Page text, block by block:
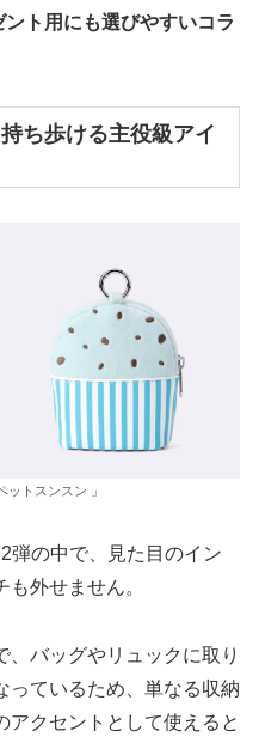
ト用にも選びやすいコラ
ち歩ける主役級アイ
ットスンスン 」
弾の中で、見た目のイン
外せません。
バッグやリュックに取り
っているため、単なる収納
アクセントとして使えると